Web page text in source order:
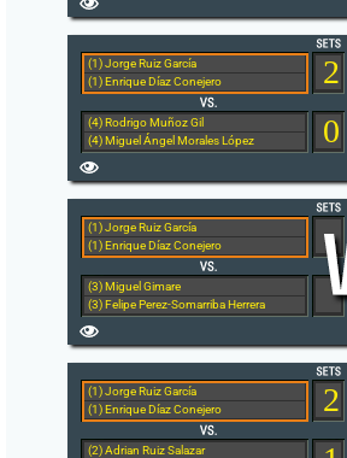
(1) Jorge Ruiz García
(1) Enrique Díaz Conejero
(4) Rodrigo Muñoz Gil
(4) Miguel Ángel Morales López
2
0
(1) Jorge Ruiz García
(1) Enrique Díaz Conejero
(3) Miguel Gimare
(3) Felipe Perez-Somarriba Herrera
(1) Jorge Ruiz García
(1) Enrique Díaz Conejero
(2) Adrian Ruiz Salazar
2